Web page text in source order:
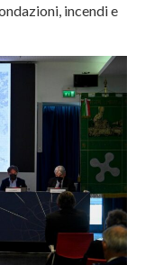
incendi e